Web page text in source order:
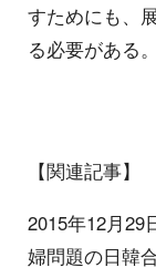
すためにも、
る必要がある。
【関連記事】
2015年12月29
婦問題の日韓